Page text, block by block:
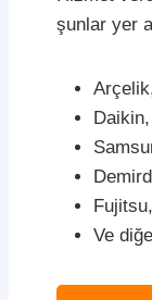
şunlar yer
Ve